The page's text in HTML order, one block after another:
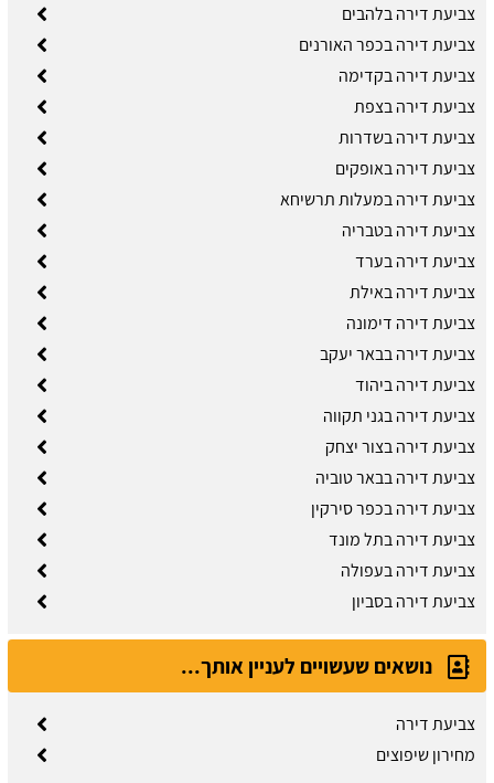
צביעת דירה בלהבים
צביעת דירה בכפר האורנים
צביעת דירה בקדימה
צביעת דירה בצפת
צביעת דירה בשדרות
צביעת דירה באופקים
צביעת דירה במעלות תרשיחא
צביעת דירה בטבריה
צביעת דירה בערד
צביעת דירה באילת
צביעת דירה דימונה
צביעת דירה בבאר יעקב
צביעת דירה ביהוד
צביעת דירה בגני תקווה
צביעת דירה בצור יצחק
צביעת דירה בבאר טוביה
צביעת דירה בכפר סירקין
צביעת דירה בתל מונד
צביעת דירה בעפולה
צביעת דירה בסביון
נושאים שעשויים לעניין אותך...
צביעת דירה
מחירון שיפוצים